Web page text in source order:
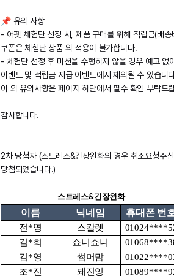
📌 유의 사항
- 어펫 체험단 선정 시, 제품 구매를 위해 적립금(배
쿠폰은 체험단 상품 외 적용이 불가합니다.
- 체험단 선정 후 미션을 수행하지 않을 경우 예고 없
이벤트 및 적립금 지급 이벤트에서 제외될 수 있습니
이 외 유의사항은 페이지 하단에서 필수 확인 부탁드
감사합니다.
2차 당첨자 (스트레스&긴장완화의 경우 취소요청주
당첨되었습니다.)
스트레스&긴장완화
이름 닉네임 휴대폰 번
전*영 스칼렛
김*희
쇼니쇼니
김*영
썸머맘
조*진
돼진잉